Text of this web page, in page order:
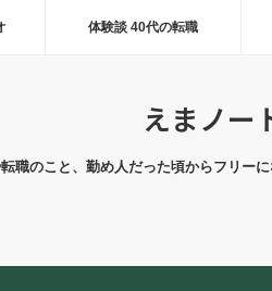
体験談 40代の転職
えまノー
職のこと、勤め人だった頃からフリー